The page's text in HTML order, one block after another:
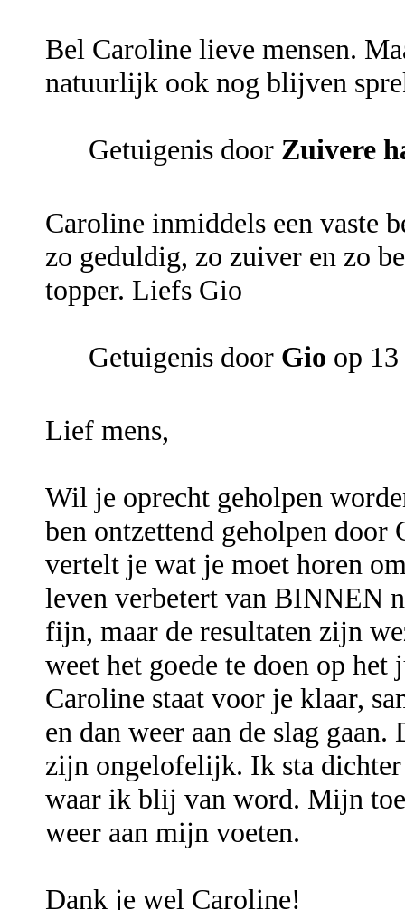
Bel Caroline lieve mensen.
natuurlijk ook nog blijven
Getuigenis door Zuivere
Caroline inmiddels een vaste
zo geduldig, zo zuiver en zo
topper. Liefs Gio
Getuigenis door Gio op
Lief mens,
Wil je oprecht geholpen
ben ontzettend geholpen
vertelt je wat je moet horen
leven verbetert van BINNEN
fijn, maar de resultaten zijn
weet het goede te doen op
Caroline staat voor je klaar,
en dan weer aan de slag
zijn ongelofelijk. Ik sta
waar ik blij van word. Mijn
weer aan mijn voeten.
Dank je wel Caroline!